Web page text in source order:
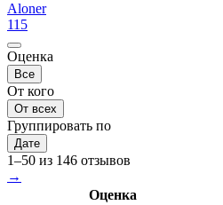
Aloner
115
Оценка
Все
От кого
От всех
Группировать по
Дате
1–50 из 146 отзывов
→
Оценка